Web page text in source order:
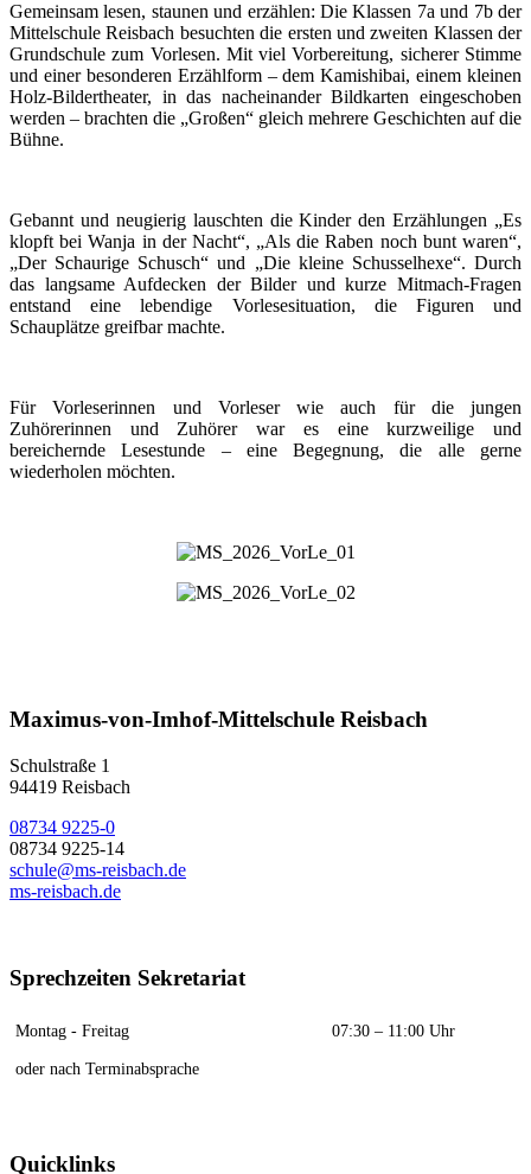
Gemeinsam lesen, staunen und erzählen: Die Klassen 7a und 7b der
Mittelschule Reisbach besuchten die ersten und zweiten Klassen der
Grundschule zum Vorlesen. Mit viel Vorbereitung, sicherer Stimme
und einer besonderen Erzählform – dem Kamishibai, einem kleinen
Holz-Bildertheater, in das nacheinander Bildkarten eingeschoben
werden – brachten die „Großen“ gleich mehrere Geschichten auf die
Bühne.
Gebannt und neugierig lauschten die Kinder den Erzählungen „Es
klopft bei Wanja in der Nacht“, „Als die Raben noch bunt waren“,
„Der Schaurige Schusch“ und „Die kleine Schusselhexe“. Durch
das langsame Aufdecken der Bilder und kurze Mitmach-Fragen
entstand eine lebendige Vorlesesituation, die Figuren und
Schauplätze greifbar machte.
Für Vorleserinnen und Vorleser wie auch für die jungen
Zuhörerinnen und Zuhörer war es eine kurzweilige und
bereichernde Lesestunde – eine Begegnung, die alle gerne
wiederholen möchten.
Maximus-von-Imhof-Mittelschule Reisbach
Schulstraße 1
94419 Reisbach
08734 9225-0
08734 9225-14
schule@ms-reisbach.de
ms-reisbach.de
Sprechzeiten Sekretariat
Montag - Freitag
07:30 – 11:00 Uhr
oder nach Terminabsprache
Quicklinks